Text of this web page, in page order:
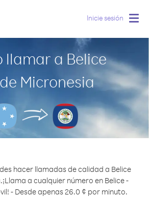
Inicie sesión
llamar a Belice
Micronesia
hacer llamadas de calidad a Belice
¡Llama a cualquier número en Belice -
- Desde apenas 26.0 ¢ por minuto.